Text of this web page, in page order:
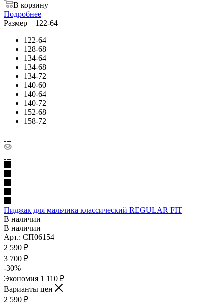
В корзину
Подробнее
Размер—122-64
122-64
128-68
134-64
134-68
134-72
140-60
140-64
140-72
152-68
158-72
Пиджак для мальчика классический REGULAR FIT
В наличии
В наличии
Арт.: СП06154
2 590 ₽
3 700 ₽
-30%
Экономия 1 110 ₽
Варианты цен
2 590 ₽